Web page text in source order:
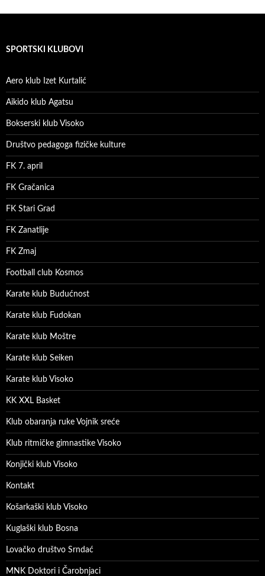
SPORTSKI KLUBOVI
Aero klub Izet Kurtalić
Aikido klub Agatsu
Bokserski klub Visoko
Društvo pedagoga fizičke kulture
FK 7. april
FK Gračanica
FK Stari Grad
FK Zanatlije
FK Zmaj
Football club Kosmos
Karate klub Budućnost
Karate klub Fudokan
Karate klub Moštre
Karate klub Seiken
Karate klub Visoko
KK XXL Basket
Klub obaranja ruke Vojnik sreće
Klub ritmičke gimnastike Visoko
Konjički klub Visoko
Kontakt
Košarkaški klub Visoko
Kuglaški klub Bosna
Lovačko društvo Srndać
MNK Doktori i Čarobnjaci